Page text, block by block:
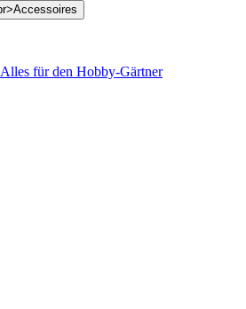
Alles für den Hobby-Gärtner